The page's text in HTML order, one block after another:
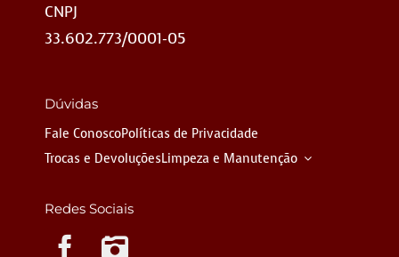
CNPJ
33.602.773/0001-05
Dúvidas
Fale ConoscoPolíticas de Privacidade
Trocas e DevoluçõesLimpeza e Manutenção
Redes Sociais